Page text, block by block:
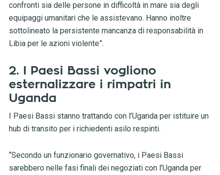
confronti sia delle persone in difficoltà in mare sia degli
equipaggi umanitari che le assistevano. Hanno inoltre
sottolineato la persistente mancanza di responsabilità in
Libia per le azioni violente”.
2. I Paesi Bassi vogliono
esternalizzare i rimpatri in
Uganda
I Paesi Bassi stanno trattando con l’Uganda per istituire un
hub di transito per i richiedenti asilo respinti.
“Secondo un funzionario governativo, i Paesi Bassi
sarebbero nelle fasi finali dei negoziati con l’Uganda per